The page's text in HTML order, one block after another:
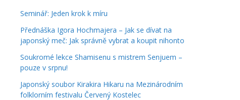
Seminář: Jeden krok k míru
Přednáška Igora Hochmajera – Jak se dívat na
japonský meč: Jak správně vybrat a koupit nihonto
Soukromé lekce Shamisenu s mistrem Senjuem –
pouze v srpnu!
Japonský soubor Kirakira Hikaru na Mezinárodním
folklorním festivalu Červený Kostelec